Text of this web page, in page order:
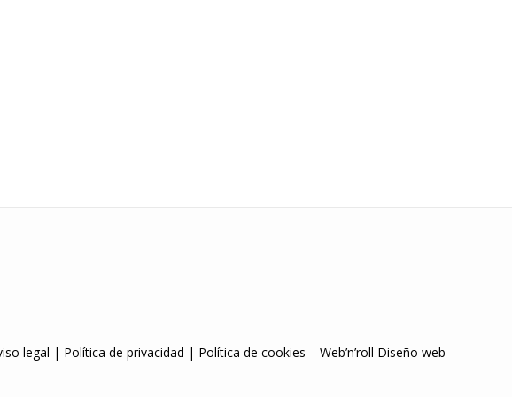
legal | Política de privacidad | Política de cookies – Web’n’roll Diseño web